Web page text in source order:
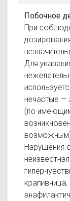
Побочное
При
Для
нечастые —
(по
Нарушения